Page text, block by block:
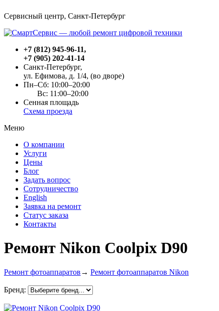
Сервисный центр, Cанкт-Петербург
+7 (812) 945-96-11,
+7 (905) 202-41-14
Санкт-Петербург,
ул. Ефимова, д. 1/4, (во дворе)
Пн–Сб: 10:00–20:00
Вс: 11:00–20:00
Сенная площадь
Схема проезда
Меню
О компании
Услуги
Цены
Блог
Задать вопрос
Сотрудничество
English
Заявка на ремонт
Статус заказа
Контакты
Ремонт Nikon Coolpix D90
Ремонт фотоаппаратов → Ремонт фотоаппаратов Nikon
Бренд: